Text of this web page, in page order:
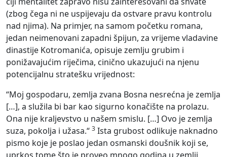
(zbog čega ni ne uspijevaju da ostvare pravu kontrolu
nad njima). Na primjer, na samom početku romana,
jedan neimenovani zapadni špijun, za vrijeme vladavine
dinastije Kotromanića, opisuje zemlju grubim i
ponižavajućim riječima, cinično ukazujući na njenu
potencijalnu stratešku vrijednost:
“Moj gospodaru, zemlja zvana Bosna nesrećna je zemlja
[…], a služila bi bar kao sigurno konačište na prolazu.
Ona nije kraljevstvo u našem smislu. […] Ovo je zemlja
suza, pokolja i užasa.“ 3 Ista grubost odlikuje naknadno
pismo koje je poslao jedan osmanski doušnik koji se,